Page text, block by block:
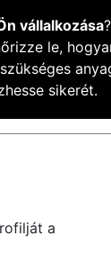
vállalkozása?
le,
sikerét.
a